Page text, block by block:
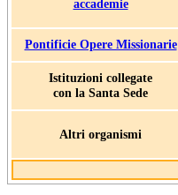
accademie
Pontificie Opere Missionarie
Istituzioni collegate
con la Santa Sede
Altri organismi